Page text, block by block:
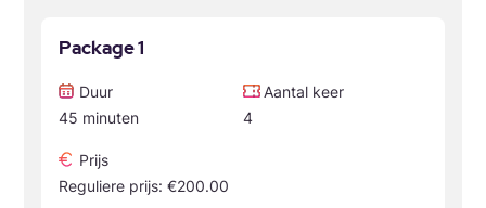
Package 1
Duur
45 minuten
Aantal keer
4
Prijs
Reguliere prijs: €200.00